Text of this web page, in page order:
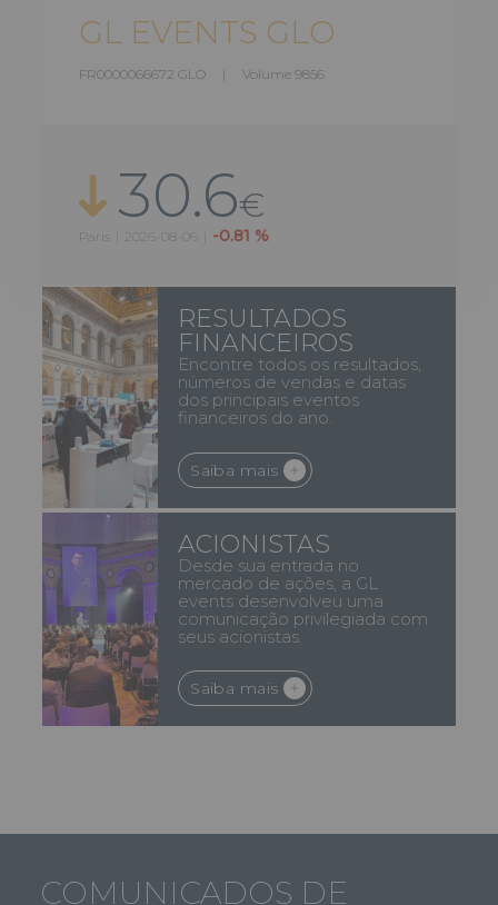
GL EVENTS GLO
FR0000066672 GLO | Volume 9856
30.6€
Paris 2026-08-06 -0.81 %
RESULTADOS
FINANCEIROS
Encontre todos os resultados,
números de vendas e datas
dos principais eventos
financeiros do ano.
Saiba mais
ACIONISTAS
Desde sua entrada no
mercado de ações, a GL
events desenvolveu uma
comunicação privilegiada com
seus acionistas.
Saiba mais
COMUNICADOS DE